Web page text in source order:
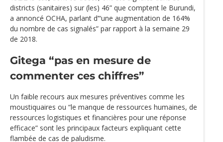
districts (sanitaires) sur (les) 46” que comptent le Burundi,
a annoncé OCHA, parlant d’“une augmentation de 164%
du nombre de cas signalés” par rapport à la semaine 29
de 2018.
Gitega “pas en mesure de
commenter ces chiffres”
Un faible recours aux mesures préventives comme les
moustiquaires ou “le manque de ressources humaines, de
ressources logistiques et financières pour une réponse
efficace” sont les principaux facteurs expliquant cette
flambée de cas de paludisme.